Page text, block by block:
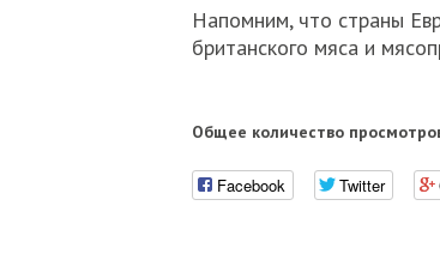
Напомним, что страны
британского мяса и
Общее количество
Facebook Twitter